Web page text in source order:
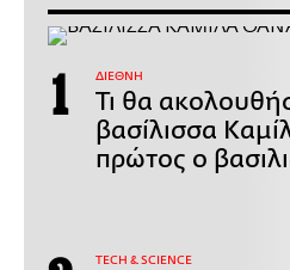
ΔΙΕΘΝΗ
Τι θα
βασίλισσα
πρώτος ο
ΤECH & SCIENCE